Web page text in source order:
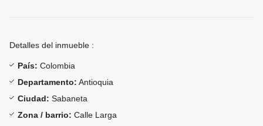
Detalles del inmueble :
País: Colombia
Departamento: Antioquia
Ciudad: Sabaneta
Zona / barrio: Calle Larga